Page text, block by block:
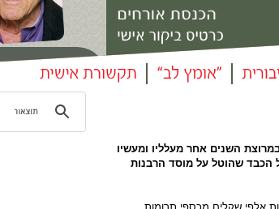
השנים אחר מעלליו ומעשיו
הכבד שהוטל על מוסד הרבנות